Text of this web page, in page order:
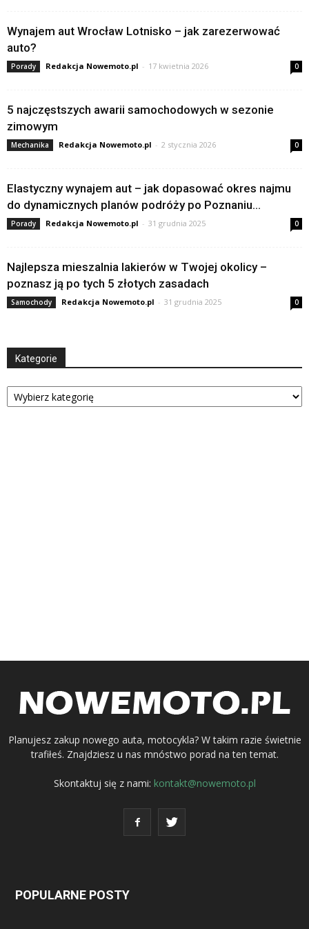
Wynajem aut Wrocław Lotnisko – jak zarezerwować
auto?
Porady Redakcja Nowemoto.pl - 17 kwietnia 2026 0
5 najczęstszych awarii samochodowych w sezonie
zimowym
Mechanika Redakcja Nowemoto.pl - 2 stycznia 2026 0
Elastyczny wynajem aut – jak dopasować okres najmu
do dynamicznych planów podróży po Poznaniu...
Porady Redakcja Nowemoto.pl - 31 grudnia 2025 0
Najlepsza mieszalnia lakierów w Twojej okolicy –
poznasz ją po tych 5 złotych zasadach
Samochody Redakcja Nowemoto.pl - 31 grudnia 2025 0
Kategorie
Kategorie
Planujesz zakup nowego auta, motocykla? W takim razie świetnie
trafiłeś. Znajdziesz u nas mnóstwo porad na ten temat.
Skontaktuj się z nami: kontakt@nowemoto.pl
POPULARNE POSTY